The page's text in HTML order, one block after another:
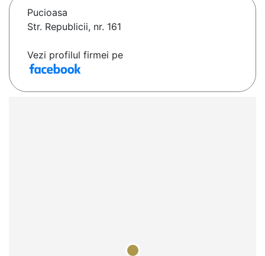
Pucioasa
Str. Republicii, nr. 161
Vezi profilul firmei pe